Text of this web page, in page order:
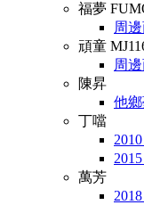
福夢
周
頑童
周
陳昇
他
丁噹
萬芳